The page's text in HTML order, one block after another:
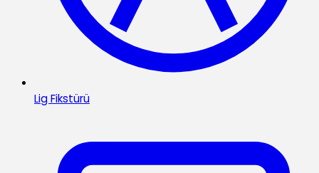
Lig Fikstürü